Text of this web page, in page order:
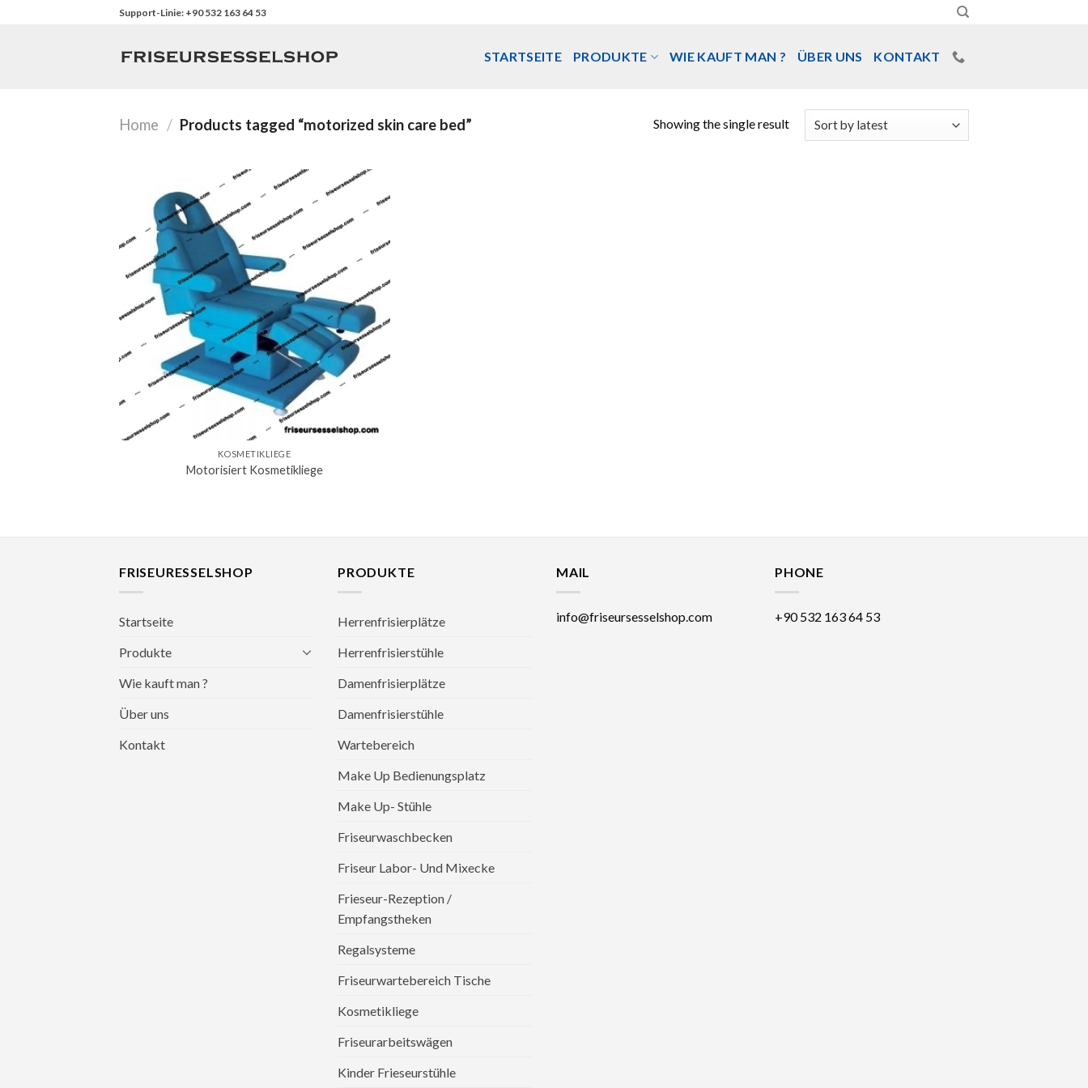
Support-Linie: +90 532 163 64 53
STARTSEITE PRODUKTE WIE KAUFT MAN ? ÜBER UNS KONTAKT
Home / Products tagged “motorized skin care bed” Showing the single result
KOSMETIKLIEGE
Motorisiert Kosmetikliege
FRISEURESSELSHOP
Startseite
Produkte
Wie kauft man ?
Über uns
Kontakt
PRODUKTE
Herrenfrisierplätze
Herrenfrisierstühle
Damenfrisierplätze
Damenfrisierstühle
Wartebereich
Make Up Bedienungsplatz
Make Up- Stühle
Friseurwaschbecken
Friseur Labor- Und Mixecke
Frieseur-Rezeption /
Empfangstheken
Regalsysteme
Friseurwartebereich Tische
Kosmetikliege
Friseurarbeitswägen
Kinder Frieseurstühle
MAIL
info@friseursesselshop.com
PHONE
+90 532 163 64 53